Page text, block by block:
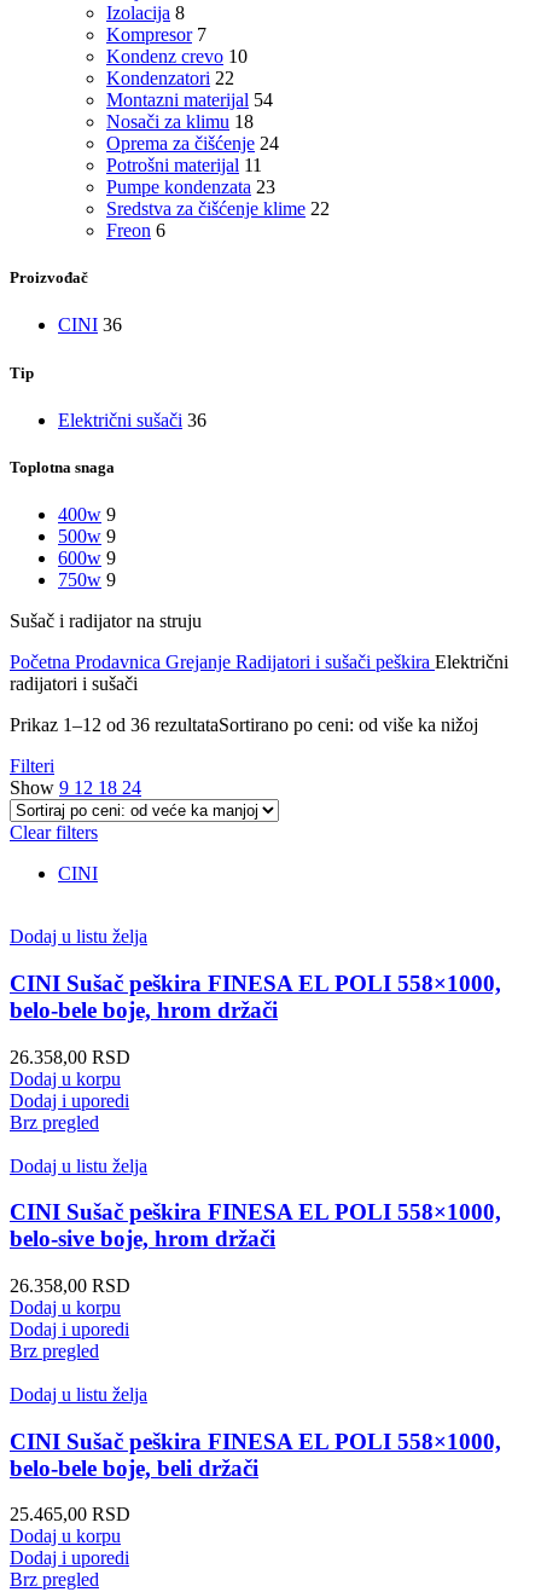
Izolacija 8
Kompresor 7
Kondenz crevo 10
Kondenzatori 22
Montazni materijal 54
Nosači za klimu 18
Oprema za čišćenje 24
Potrošni materijal 11
Pumpe kondenzata 23
Sredstva za čišćenje klime 22
Freon 6
Proizvođač
CINI 36
Tip
Električni sušači 36
Toplotna snaga
400w 9
500w 9
600w 9
750w 9
Sušač i radijator na struju
Početna Prodavnica Grejanje Radijatori i sušači peškira Električni
radijatori i sušači
Prikaz 1–12 od 36 rezultataSortirano po ceni: od više ka nižoj
Filteri
Show 9 12 18 24
Clear filters
CINI
Dodaj u listu želja
CINI Sušač peškira FINESA EL POLI 558×1000,
belo-bele boje, hrom držači
26.358,00 RSD
Dodaj u korpu
Dodaj i uporedi
Brz pregled
Dodaj u listu želja
CINI Sušač peškira FINESA EL POLI 558×1000,
belo-sive boje, hrom držači
26.358,00 RSD
Dodaj u korpu
Dodaj i uporedi
Brz pregled
Dodaj u listu želja
CINI Sušač peškira FINESA EL POLI 558×1000,
belo-bele boje, beli držači
25.465,00 RSD
Dodaj u korpu
Dodaj i uporedi
Brz pregled